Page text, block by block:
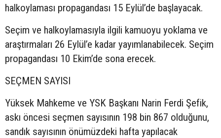
halkoylaması propagandası 15 Eylül’de başlayacak.
Seçim ve halkoylamasıyla ilgili kamuoyu yoklama ve
araştırmaları 26 Eylül’e kadar yayımlanabilecek. Seçim
propagandası 10 Ekim’de sona erecek.
SEÇMEN SAYISI
Yüksek Mahkeme ve YSK Başkanı Narin Ferdi Şefik,
askı öncesi seçmen sayısının 198 bin 867 olduğunu,
sandık sayısının önümüzdeki hafta yapılacak